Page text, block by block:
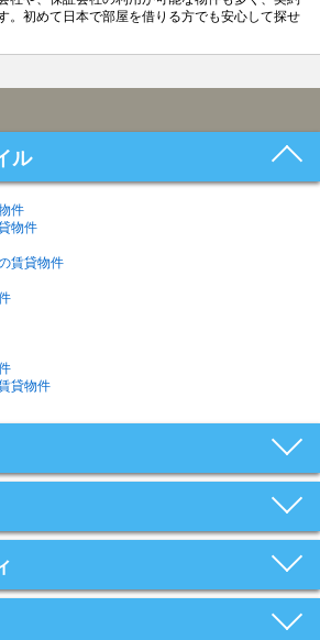
。初めて日本で部屋を借りる方でも安心して探せ
ル
件
物件
賃貸物件
貸物件